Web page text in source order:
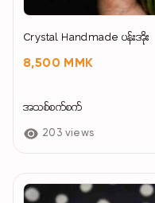
Crystal Handmade ပန်းအိုး
8,500 MMK
အသစ်စက်စက်
203 views